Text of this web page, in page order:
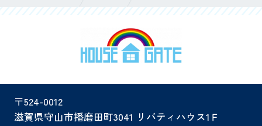
〒524-0012
滋賀県守山市播磨田町3041 リバティハウス1Ｆ